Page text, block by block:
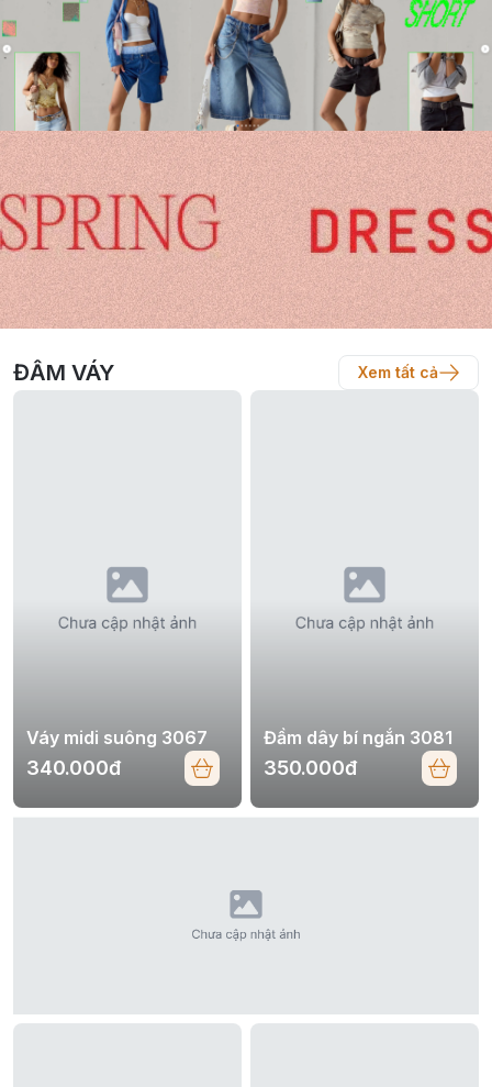
ĐẦM VÁY Xem tất cả
Váy midi suông 3067
340.000đ
Đầm dây bí ngắn 3081
350.000đ